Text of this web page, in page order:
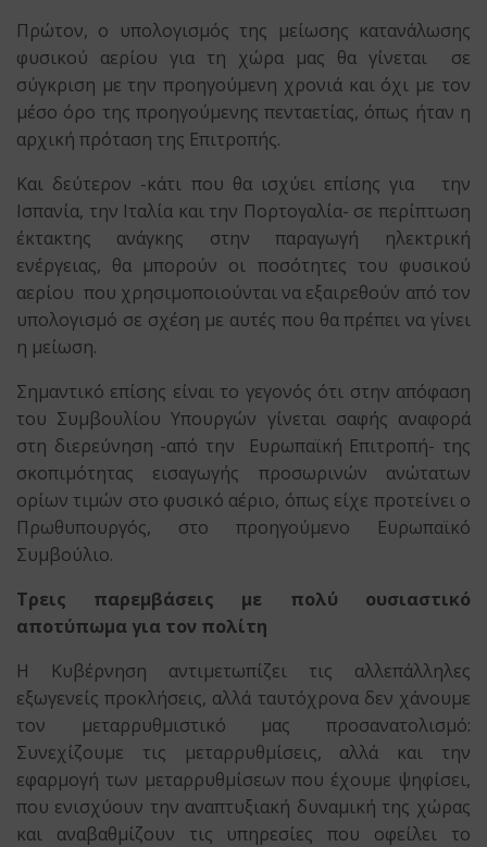
Πρώτον, ο υπολογισμός της μείωσης κατανάλωσης
φυσικού αερίου για τη χώρα μας θα γίνεται σε
σύγκριση με την προηγούμενη χρονιά και όχι με τον
μέσο όρο της προηγούμενης πενταετίας, όπως ήταν η
αρχική πρόταση της Επιτροπής.
Και δεύτερον -κάτι που θα ισχύει επίσης για την
Ισπανία, την Ιταλία και την Πορτογαλία- σε περίπτωση
έκτακτης ανάγκης στην παραγωγή ηλεκτρική
ενέργειας, θα μπορούν οι ποσότητες του φυσικού
αερίου που χρησιμοποιούνται να εξαιρεθούν από τον
υπολογισμό σε σχέση με αυτές που θα πρέπει να γίνει
η μείωση.
Σημαντικό επίσης είναι το γεγονός ότι στην απόφαση
του Συμβουλίου Υπουργών γίνεται σαφής αναφορά
στη διερεύνηση -από την Ευρωπαϊκή Επιτροπή- της
σκοπιμότητας εισαγωγής προσωρινών ανώτατων
ορίων τιμών στο φυσικό αέριο, όπως είχε προτείνει ο
Πρωθυπουργός, στο προηγούμενο Ευρωπαϊκό
Συμβούλιο.
Τρεις παρεμβάσεις με πολύ ουσιαστικό
αποτύπωμα για τον πολίτη
Η Κυβέρνηση αντιμετωπίζει τις αλλεπάλληλες
εξωγενείς προκλήσεις, αλλά ταυτόχρονα δεν χάνουμε
τον μεταρρυθμιστικό μας προσανατολισμό:
Συνεχίζουμε τις μεταρρυθμίσεις, αλλά και την
εφαρμογή των μεταρρυθμίσεων που έχουμε ψηφίσει,
που ενισχύουν την αναπτυξιακή δυναμική της χώρας
και αναβαθμίζουν τις υπηρεσίες που οφείλει το